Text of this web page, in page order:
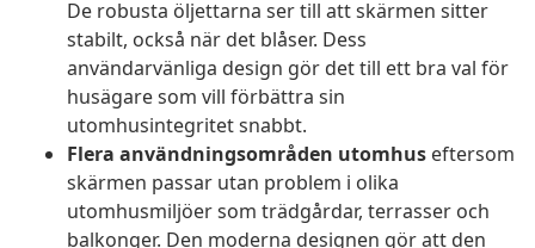
De robusta öljettarna ser till att skärmen sitter
stabilt, också när det blåser. Dess
användarvänliga design gör det till ett bra val för
husägare som vill förbättra sin
utomhusintegritet snabbt.
Flera användningsområden utomhus eftersom
skärmen passar utan problem i olika
utomhusmiljöer som trädgårdar, terrasser och
balkonger. Den moderna designen gör att den